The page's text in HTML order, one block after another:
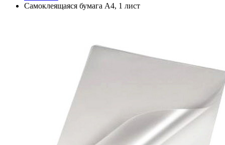
Самоклеящаяся бумага А4, 1 лист